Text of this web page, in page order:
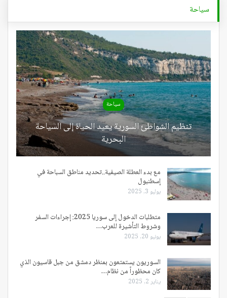
سياحة
سياحة
تنظيم الشواطئ السورية يعيد الحياة إلى السياحة
البحرية
مع بدء العطلة الصيفية..تحديد مناطق السباحة في
إسطنبول
يوليو 3, 2025
متطلبات الدخول إلى سوريا 2025: إجراءات السفر
وشروط التأشيرة للعرب…
يونيو 20, 2025
السوريون يستمتعون بمنظر دمشق من جبل قاسيون الذي
كان محظوراً من نظام…
يناير 2, 2025